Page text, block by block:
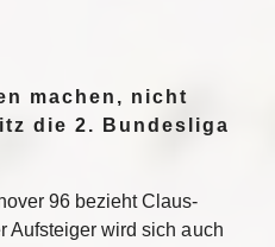
machen, nicht
die 2. Bundesliga
96 bezieht Claus-
Aufsteiger wird sich auch